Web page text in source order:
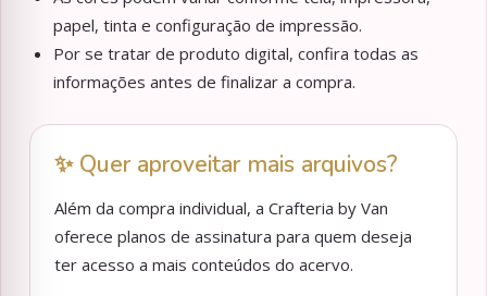
papel, tinta e configuração de impressão.
Por se tratar de produto digital, confira todas as
informações antes de finalizar a compra.
✨ Quer aproveitar mais arquivos?
Além da compra individual, a Crafteria by Van
oferece planos de assinatura para quem deseja
ter acesso a mais conteúdos do acervo.